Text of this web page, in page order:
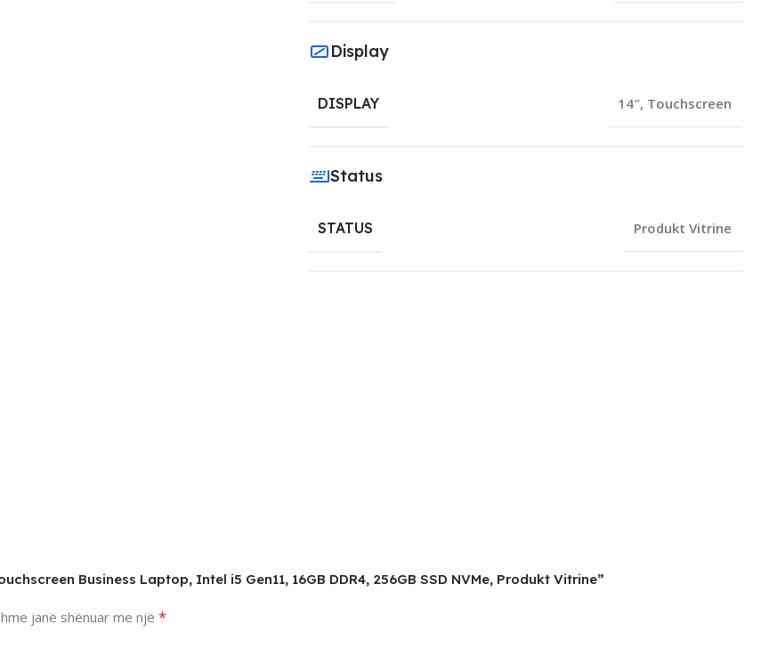
Display
DISPLAY 14″, Touchscreen
Status
STATUS Produkt Vitrine
Business Laptop, Intel i5 Gen11, 16GB DDR4, 256GB SSD NVMe, Produkt Vitrine”
janë shënuar me një *